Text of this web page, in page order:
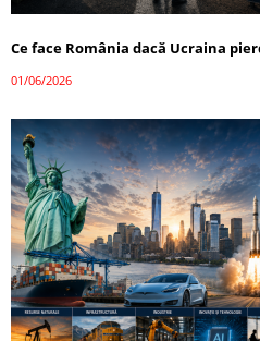
Ce face România dacă Ucraina
01/06/2026